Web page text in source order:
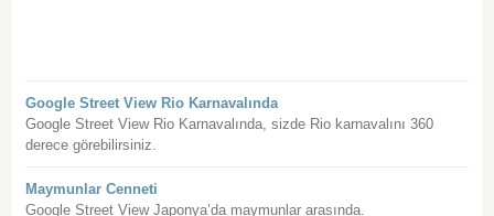
Google Street View Rio Karnavalında
Google Street View Rio Karnavalında, sizde Rio karnavalını 360
derece görebilirsiniz.
Maymunlar Cenneti
Google Street View Japonya’da maymunlar arasında.